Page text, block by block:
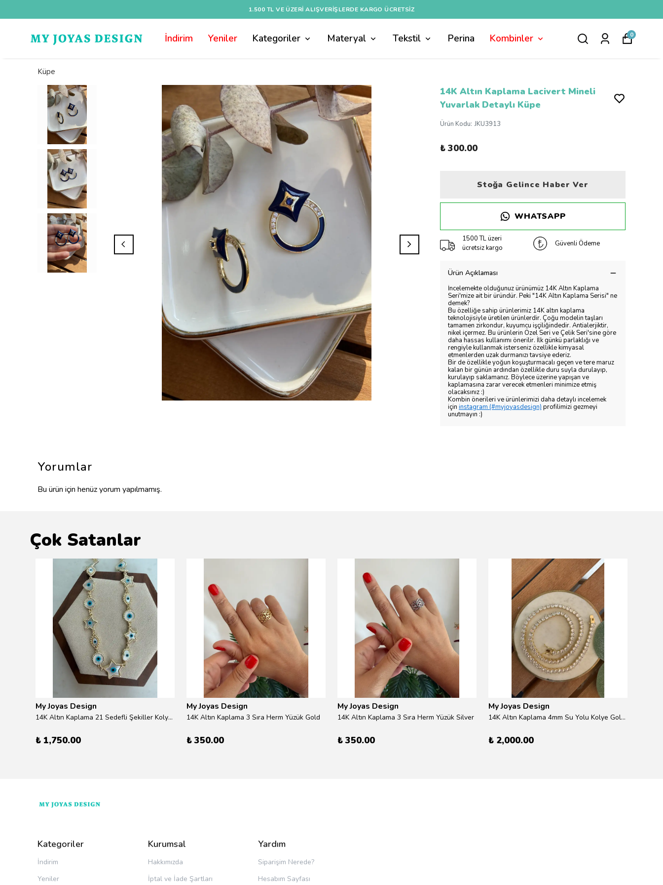
1.500 TL VE ÜZERI ALIŞVERIŞLERDE KARGO ÜCRETSİZ
İndirim Yeniler Kategoriler Materyal Tekstil Perina Kombinler 0
Küpe
14K Altın Kaplama Lacivert Mineli
Yuvarlak Detaylı Küpe
Ürün Kodu: JKU3913
₺ 300.00
Stoğa Gelince Haber Ver
WHATSAPP
1500 TL üzeri
ücretsiz kargo
Güvenli Ödeme
Ürün Açıklaması
İncelemekte olduğunuz ürünümüz 14K Altın Kaplama
Seri'mize ait bir üründür. Peki "14K Altın Kaplama Serisi" ne
demek?
Bu özelliğe sahip ürünlerimiz 14K altın kaplama
teknolojisiyle üretilen ürünlerdir. Çoğu modelin taşları
tamamen zirkondur, kuyumcu işçiliğindedir. Antialerjiktir,
nikel içermez. Bu ürünlerin Özel Seri ve Çelik Seri'sine göre
daha hassas kullanımı önerilir. İlk günkü parlaklığı ve
rengiyle kullanmak isterseniz özellikle kimyasal
etmenlerden uzak durmanızı tavsiye ederiz.
Bir de özellikle yoğun koşuşturmacalı geçen ve tere maruz
kalan bir günün ardından özellikle duru suyla durulayıp,
kurulayıp saklamanız. Böylece üzerine yapışan ve
kaplamasına zarar verecek etmenleri minimize etmiş
olacaksınız :)
Kombin önerileri ve ürünlerimizi daha detaylı incelemek
için instagram (#myjoyasdesign) profilimizi gezmeyi
unutmayın :)
Yorumlar
Bu ürün için henüz yorum yapılmamış.
Çok Satanlar
My Joyas Design
14K Altın Kaplama 21 Sedefli Şekiller Kolye 46cm
₺ 1,750.00
My Joyas Design
14K Altın Kaplama 3 Sıra Herm Yüzük Gold
₺ 350.00
My Joyas Design
14K Altın Kaplama 3 Sıra Herm Yüzük Silver
₺ 350.00
My Joyas Design
14K Altın Kaplama 4mm Su Yolu Kolye Gold 41cm
₺ 2,000.00
Kategoriler
İndirim
Yeniler
Kurumsal
Hakkımızda
İptal ve İade Şartları
Yardım
Siparişim Nerede?
Hesabım Sayfası